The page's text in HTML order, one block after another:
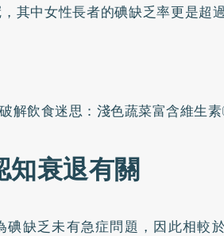
其中女性長者的碘缺乏率更是超
解飲食迷思：淺色蔬菜富含維生素
知衰退有關
缺乏未有急症問題，因此相較於